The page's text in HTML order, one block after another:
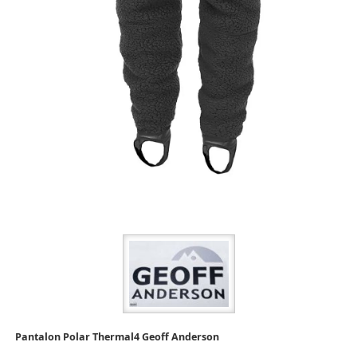
Pantalon Polar Thermal4 Geoff Anderson